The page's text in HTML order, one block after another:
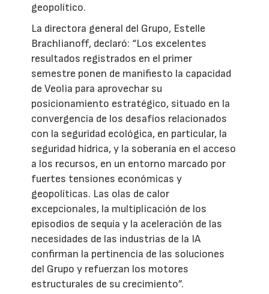
geopolítico.
La directora general del Grupo, Estelle
Brachlianoff, declaró: “Los excelentes
resultados registrados en el primer
semestre ponen de manifiesto la capacidad
de Veolia para aprovechar su
posicionamiento estratégico, situado en la
convergencia de los desafíos relacionados
con la seguridad ecológica, en particular, la
seguridad hídrica, y la soberanía en el acceso
a los recursos, en un entorno marcado por
fuertes tensiones económicas y
geopolíticas. Las olas de calor
excepcionales, la multiplicación de los
episodios de sequía y la aceleración de las
necesidades de las industrias de la IA
confirman la pertinencia de las soluciones
del Grupo y refuerzan los motores
estructurales de su crecimiento”.